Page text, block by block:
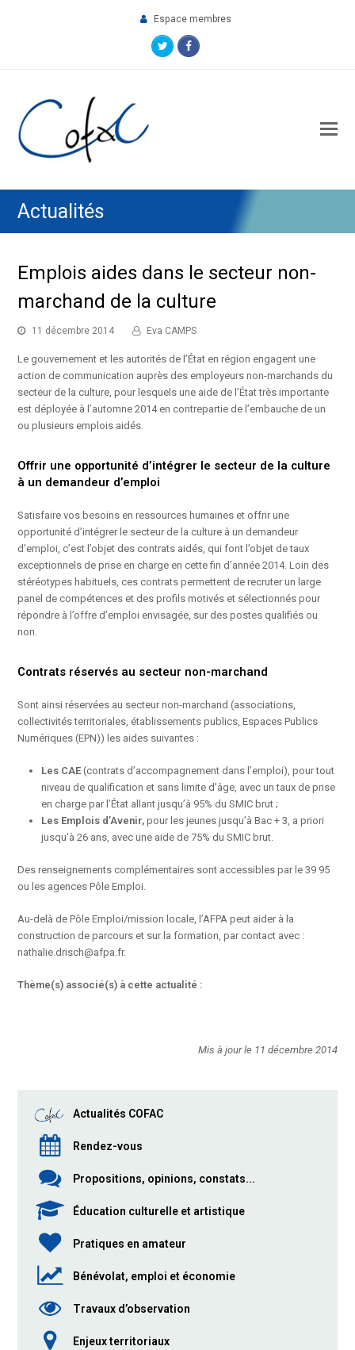
Espace membres
TwitterFacebook
Actualités
Emplois aides dans le secteur non-
marchand de la culture
11 décembre 2014 Eva CAMPS
Le gouvernement et les autorités de l’État en région engagent une
action de communication auprès des employeurs non-marchands du
secteur de la culture, pour lesquels une aide de l’État très importante
est déployée à l’automne 2014 en contrepartie de l’embauche de un
ou plusieurs emplois aidés.
Offrir une opportunité d’intégrer le secteur de la culture
à un demandeur d’emploi
Satisfaire vos besoins en ressources humaines et offrir une
opportunité d’intégrer le secteur de la culture à un demandeur
d’emploi, c’est l’objet des contrats aidés, qui font l’objet de taux
exceptionnels de prise en charge en cette fin d’année 2014. Loin des
stéréotypes habituels, ces contrats permettent de recruter un large
panel de compétences et des profils motivés et sélectionnés pour
répondre à l’offre d’emploi envisagée, sur des postes qualifiés ou
non.
Contrats réservés au secteur non-marchand
Sont ainsi réservées au secteur non-marchand (associations,
collectivités territoriales, établissements publics, Espaces Publics
Numériques (EPN)) les aides suivantes :
Les CAE(contrats d’accompagnement dans l’emploi), pour tout
niveau de qualification et sans limite d’âge, avec un taux de prise
en charge par l’État allant jusqu’à 95% du SMIC brut ;
Les Emplois d’Avenir, pour les jeunes jusqu’à Bac + 3, a priori
jusqu’à 26 ans, avec une aide de 75% du SMIC brut.
Des renseignements complémentaires sont accessibles par le 39 95
ou les agences Pôle Emploi.
Au-delà de Pôle Emploi/mission locale, l’AFPA peut aider à la
construction de parcours et sur la formation, par contact avec :
nathalie.drisch@afpa.fr.
Thème(s) associé(s) à cette actualité :
Mis à jour le 11 décembre 2014
Actualités COFAC
Rendez-vous
Propositions, opinions, constats...
Éducation culturelle et artistique
Pratiques en amateur
Bénévolat, emploi et économie
Travaux d’observation
Enjeux territoriaux